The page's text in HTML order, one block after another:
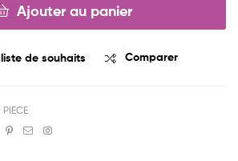
Ajouter au panier
de souhaits Comparer
PIECE
Google+Pinterest
EmailInstagram